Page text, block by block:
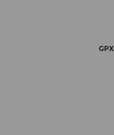
GPX